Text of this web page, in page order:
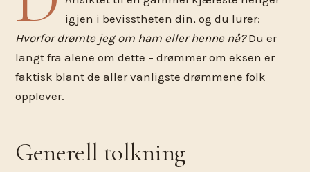
igjen i bevisstheten din, og du lurer:
Hvorfor drømte jeg om ham eller henne nå?Du er
langt fra alene om dette – drømmer om eksen er
faktisk blant de aller vanligste drømmene folk
opplever.
Generell tolkning